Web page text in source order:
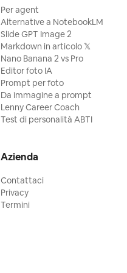
Per agent
Alternative a NotebookLM
Slide GPT Image 2
Markdown in articolo 𝕏
Nano Banana 2 vs Pro
Editor foto IA
Prompt per foto
Da immagine a prompt
Lenny Career Coach
Test di personalità ABTI
Azienda
Contattaci
Privacy
Termini